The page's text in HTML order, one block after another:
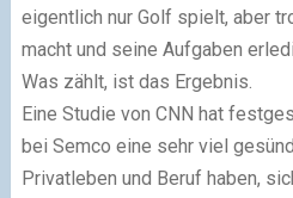
eigentlich nur Golf spielt, aber
macht und seine Aufgaben
Was zählt, ist das Ergebnis.
Eine Studie von CNN hat
bei Semco eine sehr viel
Privatleben und Beruf haben,